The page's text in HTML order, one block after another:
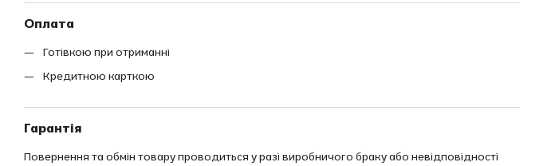
Оплата
Готівкою при отриманні
Кредитною карткою
Гарантія
Повернення та обмін товару проводиться у разі виробничого браку або невідповідності